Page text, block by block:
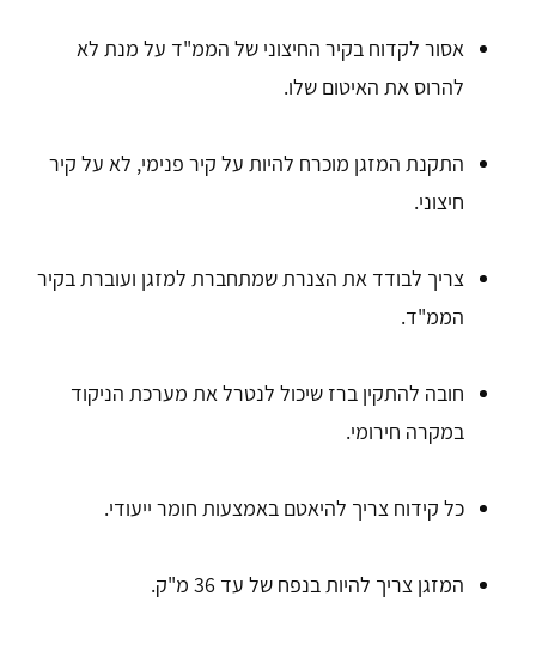
אסור לקדוח בקיר החיצוני של הממ"ד על מנת לא
להרוס את האיטום שלו.
התקנת המזגן מוכרח להיות על קיר פנימי, לא על קיר
חיצוני.
צריך לבודד את הצנרת שמתחברת למזגן ועוברת בקיר
הממ"ד.
חובה להתקין ברז שיכול לנטרל את מערכת הניקוד
במקרה חירומי.
כל קידוח צריך להיאטם באמצעות חומר ייעודי.
המזגן צריך להיות בנפח של עד 36 מ"ק.